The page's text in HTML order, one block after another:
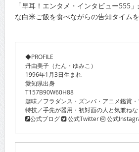
「早耳！エンタメ・インタビュー555
な白米ご飯を食べながらの告知タイム
◆PROFILE
丹由美子（たん・ゆみこ）
1996年1月3日生まれ
愛知県出身
T157B90W60H88
趣味／フラダンス・ズンバ・アニメ鑑賞
特技／手先が器用・初対面の人と気兼ね
公式ブログ
公式Twitter 公式